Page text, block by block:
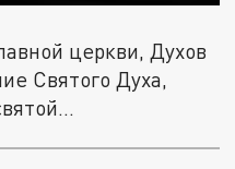
церкви, Духов
Святого Духа,